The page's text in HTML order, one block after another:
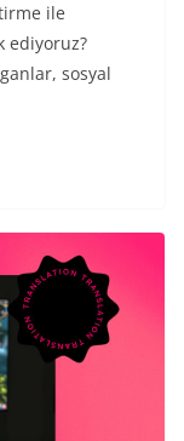
ile
ediyoruz?
sosyal